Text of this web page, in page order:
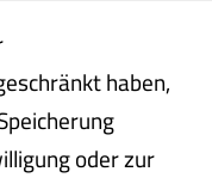
haben,
oder zur